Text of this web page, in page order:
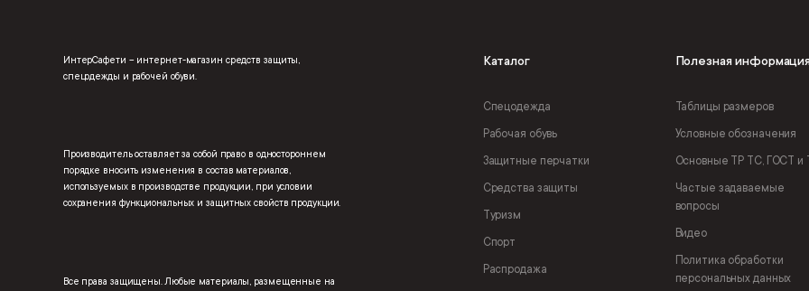
ИнтерСафети – интернет-магазин средств защиты,
спецодежды и рабочей обуви.
Производитель оставляет за собой право в одностороннем
порядке вносить изменения в состав материалов,
используемых в производстве продукции, при условии
сохранения функциональных и защитных свойств продукции.
Все права защищены. Любые материалы, размещенные на
Каталог
Спецодежда
Рабочая обувь
Защитные перчатки
Средства защиты
Туризм
Спорт
Распродажа
Полезная
Таблицы размеров
Условные обозначения
Основные ТР ТС, ГОСТ и
Частые задаваемые
вопросы
Видео
Политика обработки
персональных данных